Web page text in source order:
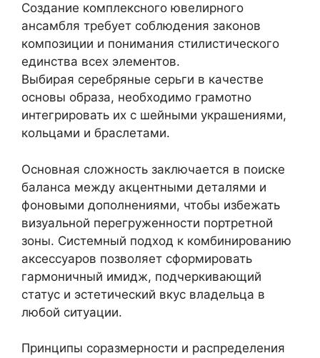
Создание комплексного ювелирного
ансамбля требует соблюдения законов
композиции и понимания стилистического
единства всех элементов.
Выбирая серебряные серьги в качестве
основы образа, необходимо грамотно
интегрировать их с шейными украшениями,
кольцами и браслетами.
Основная сложность заключается в поиске
баланса между акцентными деталями и
фоновыми дополнениями, чтобы избежать
визуальной перегруженности портретной
зоны. Системный подход к комбинированию
аксессуаров позволяет сформировать
гармоничный имидж, подчеркивающий
статус и эстетический вкус владельца в
любой ситуации.
Принципы соразмерности и распределения